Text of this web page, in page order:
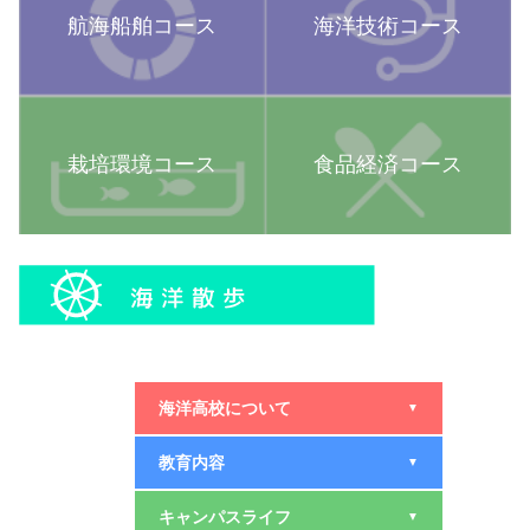
航海船舶コース 海洋技術コース
栽培環境コース 食品経済コース
海洋高校について ▼
教育内容 ▼
キャンパスライフ ▼